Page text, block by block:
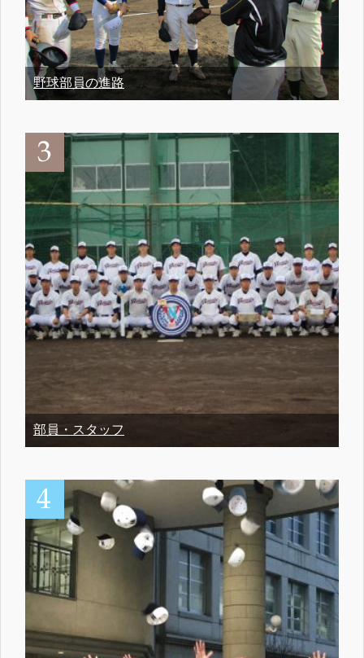
野球部員の進路
部員・スタッフ